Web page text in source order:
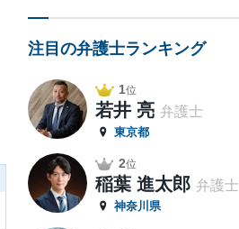
注目の弁護士ランキング
1位
若井 亮 弁護士
東京都
2位
稲葉 進太郎 弁護士
神奈川県